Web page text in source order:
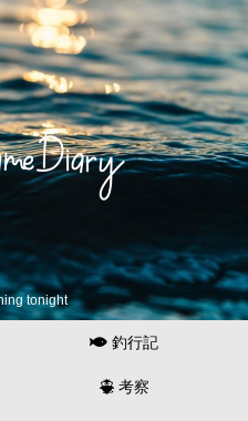
tonight
釣行記
考察